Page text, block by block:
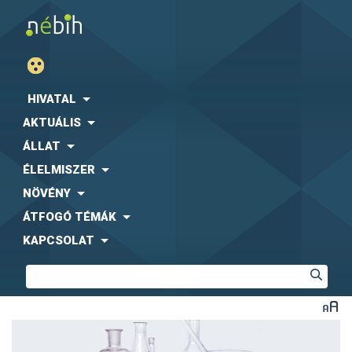
HIVATAL
AKTUÁLIS
ÁLLAT
ÉLELMISZER
NÖVÉNY
ÁTFOGÓ TÉMÁK
KAPCSOLAT